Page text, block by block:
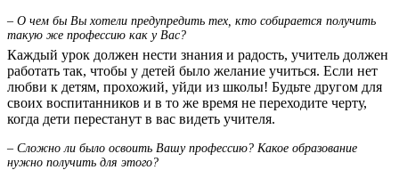
– О чем бы Вы хотели предупредить тех, кто собирается получить
такую же профессию как у Вас?
Каждый урок должен нести знания и радость, учитель должен
работать так, чтобы у детей было желание учиться. Если нет
любви к детям, прохожий, уйди из школы! Будьте другом для
своих воспитанников и в то же время не переходите черту,
когда дети перестанут в вас видеть учителя.
– Сложно ли было освоить Вашу профессию? Какое образование
нужно получить для этого?